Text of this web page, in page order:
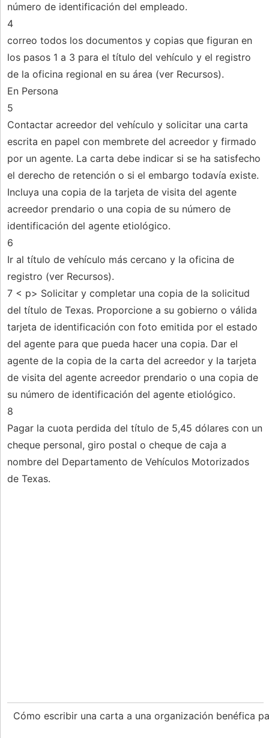
número de identificación del empleado.
4
correo todos los documentos y copias que figuran en
los pasos 1 a 3 para el título del vehículo y el registro
de la oficina regional en su área (ver Recursos).
En Persona
5
Contactar acreedor del vehículo y solicitar una carta
escrita en papel con membrete del acreedor y firmado
por un agente. La carta debe indicar si se ha satisfecho
el derecho de retención o si el embargo todavía existe.
Incluya una copia de la tarjeta de visita del agente
acreedor prendario o una copia de su número de
identificación del agente etiológico.
6
Ir al título de vehículo más cercano y la oficina de
registro (ver Recursos).
7 < p> Solicitar y completar una copia de la solicitud
del título de Texas. Proporcione a su gobierno o válida
tarjeta de identificación con foto emitida por el estado
del agente para que pueda hacer una copia. Dar el
agente de la copia de la carta del acreedor y la tarjeta
de visita del agente acreedor prendario o una copia de
su número de identificación del agente etiológico.
8
Pagar la cuota perdida del título de 5,45 dólares con un
cheque personal, giro postal o cheque de caja a
nombre del Departamento de Vehículos Motorizados
de Texas.
Cómo escribir una carta a una organización benéfica